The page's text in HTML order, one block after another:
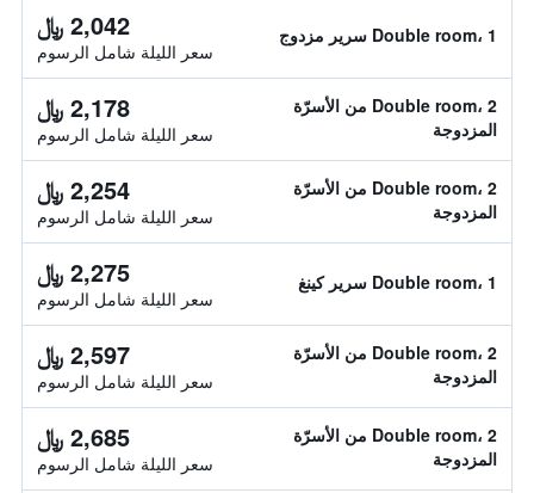
Double room، 1 سرير مزدوج 2,042 ﷼
سعر الليلة شامل الرسوم
Double room، 2 من الأسرّة
المزدوجة
2,178 ﷼
سعر الليلة شامل الرسوم
Double room، 2 من الأسرّة
المزدوجة
2,254 ﷼
سعر الليلة شامل الرسوم
Double room، 1 سرير كينغ 2,275 ﷼
سعر الليلة شامل الرسوم
Double room، 2 من الأسرّة
المزدوجة
2,597 ﷼
سعر الليلة شامل الرسوم
Double room، 2 من الأسرّة
المزدوجة
2,685 ﷼
سعر الليلة شامل الرسوم